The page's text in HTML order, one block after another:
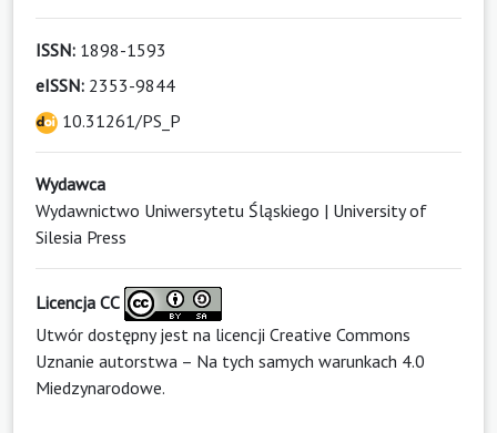
ISSN: 1898-1593
eISSN: 2353-9844
10.31261/PS_P
Wydawca
Wydawnictwo Uniwersytetu Śląskiego | University of
Silesia Press
Licencja CC
Utwór dostępny jest na licencji Creative Commons
Uznanie autorstwa – Na tych samych warunkach 4.0
Miedzynarodowe.